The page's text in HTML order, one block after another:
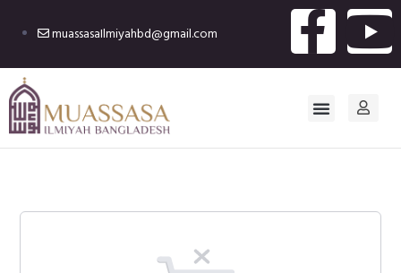
muassasaIlmiyahbd@gmail.com